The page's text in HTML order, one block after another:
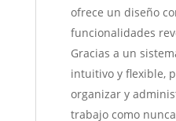
ofrece un diseño
funcionalidades
Gracias a un
intuitivo y flexible,
organizar y
trabajo como